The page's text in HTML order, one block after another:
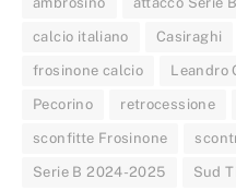
calcio italiano Casiraghi
frosinone calcio Leandro
Pecorino retrocessione
sconfitte Frosinone
Serie B 2024-2025 Sud